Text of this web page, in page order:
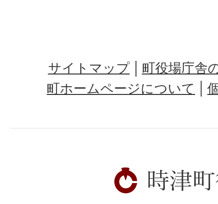
サイトマップ
町役場庁舎
町ホームページについて